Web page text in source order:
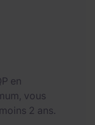
en
vous
2 ans.